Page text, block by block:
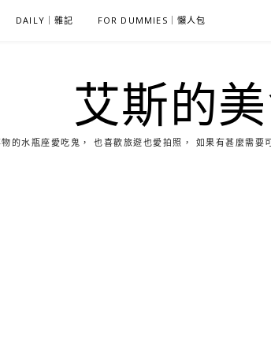
DAILY｜雜記 FOR DUMMIES｜懶人包
艾斯的
的水瓶座愛吃鬼， 也喜歡旅遊也愛拍照， 如果有甚麼需